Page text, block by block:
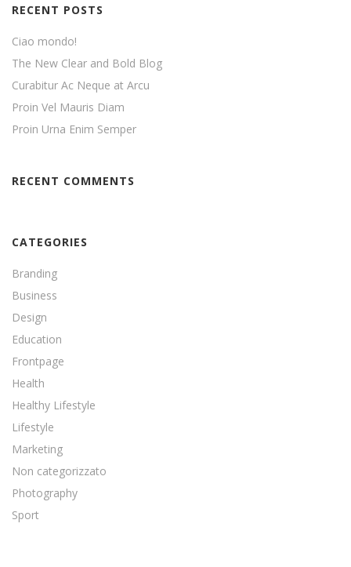
RECENT POSTS
Ciao mondo!
The New Clear and Bold Blog
Curabitur Ac Neque at Arcu
Proin Vel Mauris Diam
Proin Urna Enim Semper
RECENT COMMENTS
CATEGORIES
Branding
Business
Design
Education
Frontpage
Health
Healthy Lifestyle
Lifestyle
Marketing
Non categorizzato
Photography
Sport